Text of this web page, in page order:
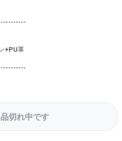
+PU革
切れ中です